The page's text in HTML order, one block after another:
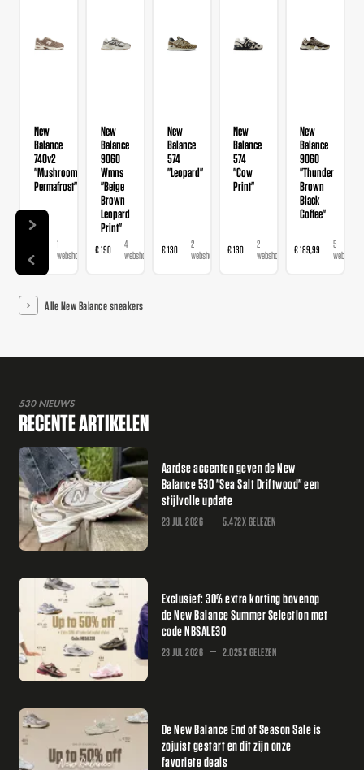
New
Balance
740v2
"Mushroom
Permafrost"
1
webshop
New
Balance
9060
Wmns
"Beige
Brown
Leopard
Print"
€ 190
4
webshops
New
Balance
574
"Leopard"
€ 130
2
webshops
New
Balance
574
"Cow
Print"
€ 130
2
webshops
New
Balance
9060
"Thunder
Brown
Black
Coffee"
€ 189,99
5
webshops
Alle New Balance sneakers
530 NIEUWS
RECENTE ARTIKELEN
Aardse accenten geven de New
Balance 530 "Sea Salt Driftwood" een
stijlvolle update
23 JUL 2026 5.472X GELEZEN
Exclusief: 30% extra korting bovenop
de New Balance Summer Selection met
code NBSALE30
23 JUL 2026 2.025X GELEZEN
De New Balance End of Season Sale is
zojuist gestart en dit zijn onze
favoriete deals